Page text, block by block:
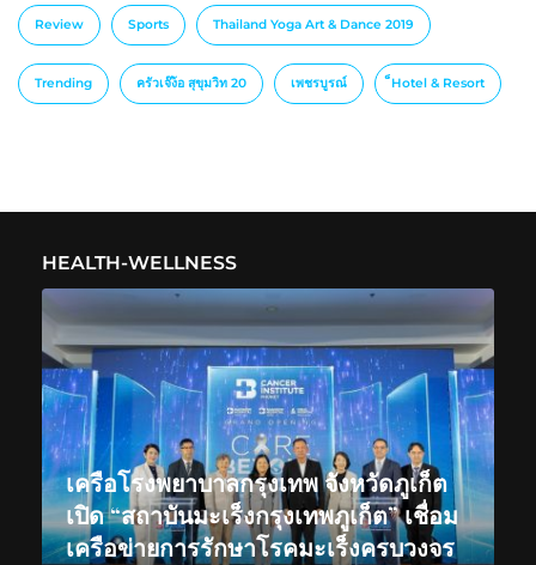
Review Sports Thailand Yoga Art & Dance 2019
Trending ครัวเจ๊ง้อ สุขุมวิท 20 เพชรบูรณ์ ็Hotel & Resort
HEALTH-WELLNESS
เครือโรงพยาบาลกรุงเทพ จังหวัดภูเก็ต
เปิด “สถาบันมะเร็งกรุงเทพภูเก็ต” เชื่อม
เครือข่ายการรักษาโรคมะเร็งครบวงจร